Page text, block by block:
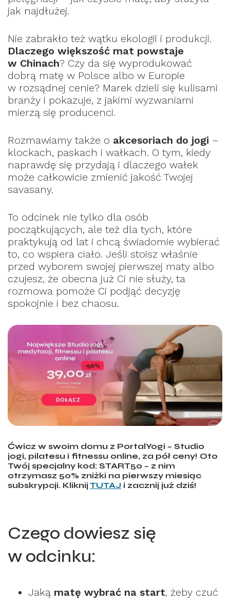
jak najdłużej.
Nie zabrakło też wątku ekologii i produkcji.
Dlaczego większość mat powstaje
w Chinach? Czy da się wyprodukować
dobrą matę w Polsce albo w Europie
w rozsądnej cenie? Marek dzieli się kulisami
branży i pokazuje, z jakimi wyzwaniami
mierzą się producenci.
Rozmawiamy także o akcesoriach do jogi –
klockach, paskach i wałkach. O tym, kiedy
naprawdę się przydają i dlaczego wałek
może całkowicie zmienić jakość Twojej
savasany.
To odcinek nie tylko dla osób
początkujących, ale też dla tych, które
praktykują od lat i chcą świadomie wybierać
to, co wspiera ciało. Jeśli stoisz właśnie
przed wyborem swojej pierwszej maty albo
czujesz, że obecna już Ci nie służy, ta
rozmowa pomoże Ci podjąć decyzję
spokojnie i bez chaosu.
Ćwicz w swoim domu z PortalYogi – Studio
jogi, pilatesu i fitnessu online, za pół ceny! Oto
Twój specjalny kod: START50 – z nim
otrzymasz 50% zniżki na pierwszy miesiąc
subskrypcji. Kliknij TUTAJ i zacznij już dziś!
Czego dowiesz się
w odcinku:
Jaką matę wybrać na start, żeby czuć